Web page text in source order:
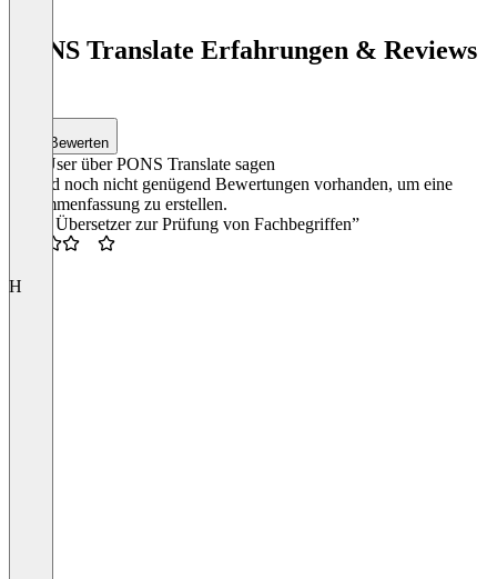
PONS Translate Erfahrungen & Reviews
Bewerten
Was User über PONS Translate sagen
Es sind noch nicht genügend Bewertungen vorhanden, um eine
Zusammenfassung zu erstellen.
“Pons Übersetzer zur Prüfung von Fachbegriffen”
H